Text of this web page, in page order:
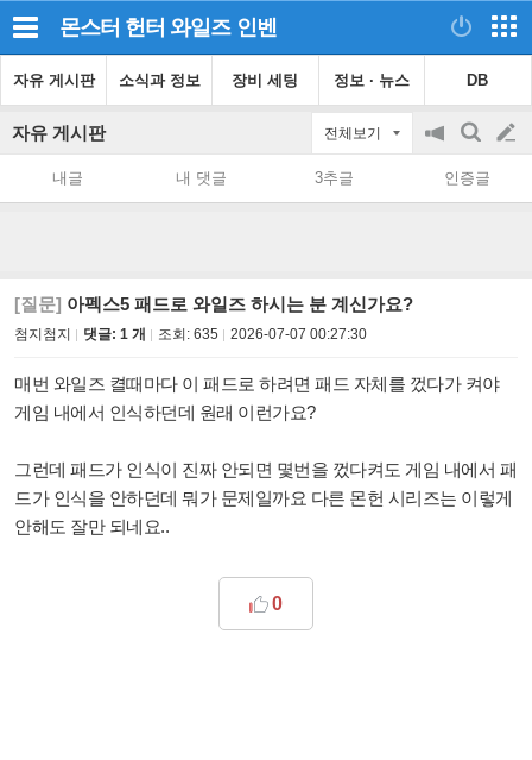
몬스터 헌터 와일즈 인벤
자유 게시판 소식과 정보 장비 세팅 정보 · 뉴스 DB
자유 게시판 전체보기
공
on/off
검
색
글
쓰
내글 내 댓글 3추글 인증글
[질문] 아펙스5 패드로 와일즈 하시는 분 계신가요?
첨지첨지 댓글: 1 개 조회: 635 2026-07-07 00:27:30
매번 와일즈 켤때마다 이 패드로 하려면 패드 자체를 껐다가 켜야
게임 내에서 인식하던데 원래 이런가요?
그런데 패드가 인식이 진짜 안되면 몇번을 껐다켜도 게임 내에서 패
드가 인식을 안하던데 뭐가 문제일까요 다른 몬헌 시리즈는 이렇게
안해도 잘만 되네요..
0